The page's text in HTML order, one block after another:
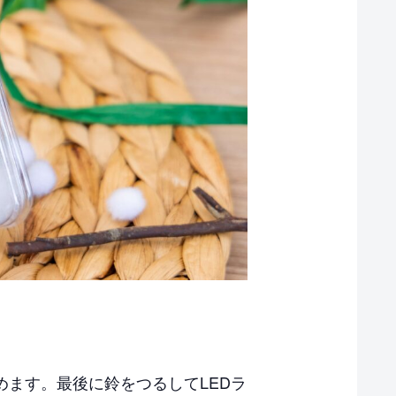
す。最後に鈴をつるしてLEDラ